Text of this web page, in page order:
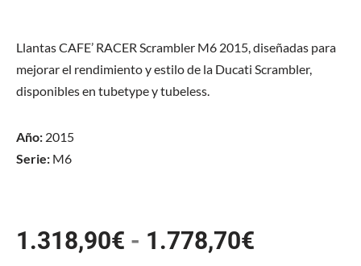
Llantas CAFE’ RACER Scrambler M6 2015, diseñadas para
mejorar el rendimiento y estilo de la Ducati Scrambler,
disponibles en tubetype y tubeless.
Año: 2015
Serie: M6
1.318,90€ - 1.778,70€